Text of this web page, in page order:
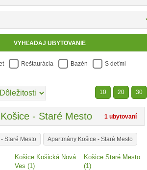
Reštaurácia Bazén S deťmi
10 20 30
1 ubytovaní
- Staré Mesto
Staré Mesto Apartmány Košice - Staré Mesto
Košice Košická Nová
Ves (1)
Košice Staré Mesto
(1)